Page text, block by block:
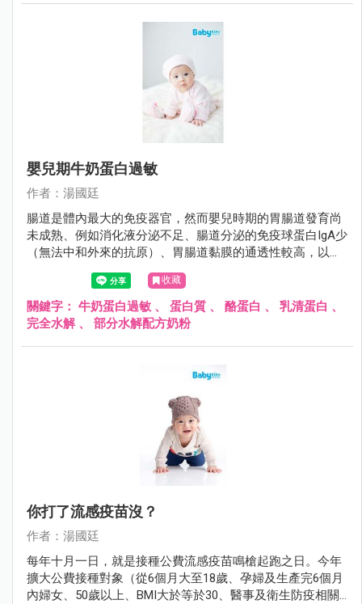
嬰兒期牛奶蛋白過敏
作者：湯國廷
腸道是體內最大的免疫器官，然而嬰兒時期的胃腸道發育尚
未成熟、例如消化液分泌不足、腸道分泌的免疫球蛋白IgA少
（無法中和外來的抗原）、胃腸道黏膜的通透性較高，以上
的種種因素造成外來的過敏原很容易透過腸黏膜進入人體，
誘發過敏反應。
收藏
關鍵字： 牛奶蛋白過敏 、 蛋白質 、 酪蛋白 、 乳清蛋白 、
完全水解、 部分水解配方奶粉
你打了流感疫苗沒？
作者：湯國廷
每年十月一日，就是接種公費流感疫苗鳴槍起跑之日。今年
擴大公費接種對象（從6個月大至18歲、孕婦及生產完6個月
內婦女、50歲以上、BMI大於等於30、醫事及衛生防疫相關